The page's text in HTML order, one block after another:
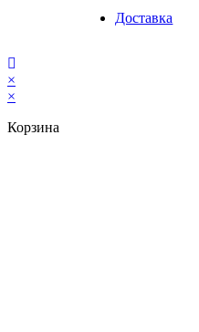
Доставка
×
×
Корзина